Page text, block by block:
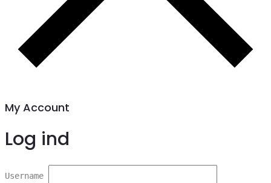
My Account
Log ind
Username